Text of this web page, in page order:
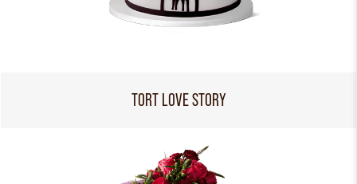
TORT LOVE STORY